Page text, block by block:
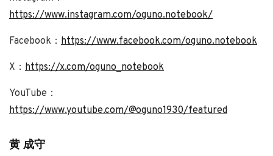
https://www.instagram.com/oguno.notebook/
Facebook： https://www.facebook.com/oguno.notebook
X： https://x.com/oguno_notebook
YouTube：
https://www.youtube.com/@oguno1930/featured
黄 成守